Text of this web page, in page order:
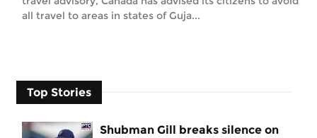
all travel to areas in states of Guja...
Top Stories
Shubman Gill breaks silence on